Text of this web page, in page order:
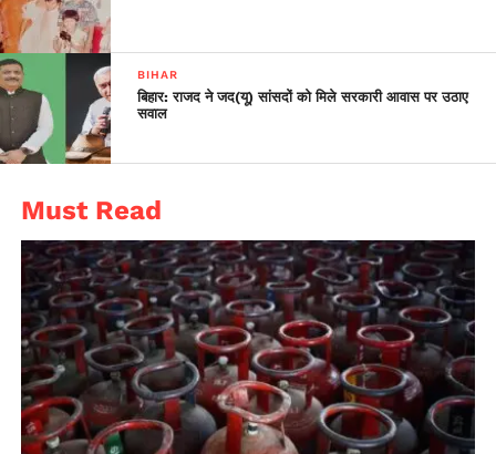
BIHAR
बिहार: राजद ने जद(यू) सांसदों को मिले सरकारी आवास पर उठाए
सवाल
Must Read